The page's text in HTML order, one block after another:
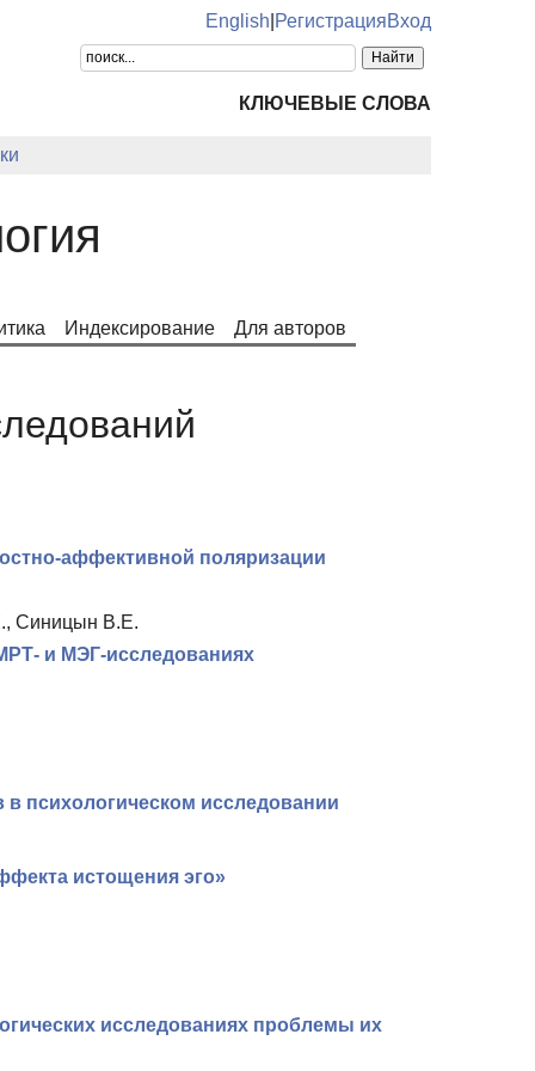
English РегистрацияВход
КЛЮЧЕВЫЕ СЛОВА
Индексирование
Для авторов
аффективной поляризации
Синицын В.Е.
и МЭГ-исследованиях
психологическом исследовании
истощения эго»
исследованиях проблемы их